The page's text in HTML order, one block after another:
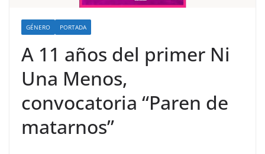
GÉNERO PORTADA
A 11 años del primer Ni
Una Menos,
convocatoria “Paren de
matarnos”